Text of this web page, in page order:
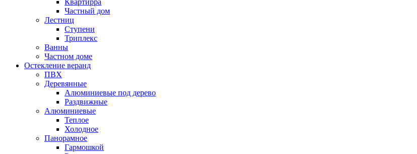
Квартирра
Частный дом
Лестниц
Ступени
Триплекс
Ванны
Частном доме
Остекление веранд
ПВХ
Деревянные
Алюминиевые под дерево
Раздвижные
Алюминиевые
Теплое
Холодное
Панорамное
Гармошкой